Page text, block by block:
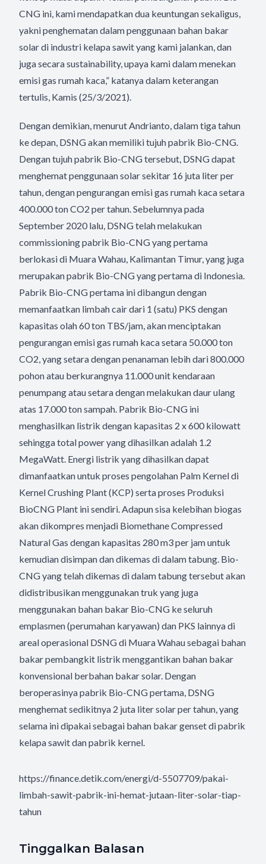
CNG ini, kami mendapatkan dua keuntungan sekaligus,
yakni penghematan dalam penggunaan bahan bakar
solar di industri kelapa sawit yang kami jalankan, dan
juga secara sustainability, upaya kami dalam menekan
emisi gas rumah kaca,” katanya dalam keterangan
tertulis, Kamis (25/3/2021).
Dengan demikian, menurut Andrianto, dalam tiga tahun
ke depan, DSNG akan memiliki tujuh pabrik Bio-CNG.
Dengan tujuh pabrik Bio-CNG tersebut, DSNG dapat
menghemat penggunaan solar sekitar 16 juta liter per
tahun, dengan pengurangan emisi gas rumah kaca setara
400.000 ton CO2 per tahun. Sebelumnya pada
September 2020 lalu, DSNG telah melakukan
commissioning pabrik Bio-CNG yang pertama
berlokasi di Muara Wahau, Kalimantan Timur, yang juga
merupakan pabrik Bio-CNG yang pertama di Indonesia.
Pabrik Bio-CNG pertama ini dibangun dengan
memanfaatkan limbah cair dari 1 (satu) PKS dengan
kapasitas olah 60 ton TBS/jam, akan menciptakan
pengurangan emisi gas rumah kaca setara 50.000 ton
CO2, yang setara dengan penanaman lebih dari 800.000
pohon atau berkurangnya 11.000 unit kendaraan
penumpang atau setara dengan melakukan daur ulang
atas 17.000 ton sampah. Pabrik Bio-CNG ini
menghasilkan listrik dengan kapasitas 2 x 600 kilowatt
sehingga total power yang dihasilkan adalah 1.2
MegaWatt. Energi listrik yang dihasilkan dapat
dimanfaatkan untuk proses pengolahan Palm Kernel di
Kernel Crushing Plant (KCP) serta proses Produksi
BioCNG Plant ini sendiri. Adapun sisa kelebihan biogas
akan dikompres menjadi Biomethane Compressed
Natural Gas dengan kapasitas 280 m3 per jam untuk
kemudian disimpan dan dikemas di dalam tabung. Bio-
CNG yang telah dikemas di dalam tabung tersebut akan
didistribusikan menggunakan truk yang juga
menggunakan bahan bakar Bio-CNG ke seluruh
emplasmen (perumahan karyawan) dan PKS lainnya di
areal operasional DSNG di Muara Wahau sebagai bahan
bakar pembangkit listrik menggantikan bahan bakar
konvensional berbahan bakar solar. Dengan
beroperasinya pabrik Bio-CNG pertama, DSNG
menghemat sedikitnya 2 juta liter solar per tahun, yang
selama ini dipakai sebagai bahan bakar genset di pabrik
kelapa sawit dan pabrik kernel.
https://finance.detik.com/energi/d-5507709/pakai-
limbah-sawit-pabrik-ini-hemat-jutaan-liter-solar-tiap-
tahun
Tinggalkan Balasan